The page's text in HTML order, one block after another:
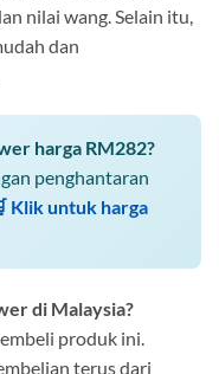
nilai wang. Selain itu,
dan
harga RM282?
penghantaran
Klik untuk harga
di Malaysia?
produk ini.
terus dari